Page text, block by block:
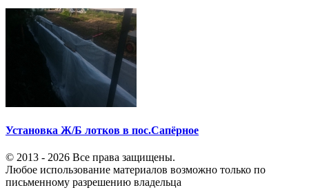
Установка Ж/Б лотков в пос.Сапёрное
© 2013 - 2026 Все права защищены.
Любое использование материалов возможно только по
письменному разрешению владельца